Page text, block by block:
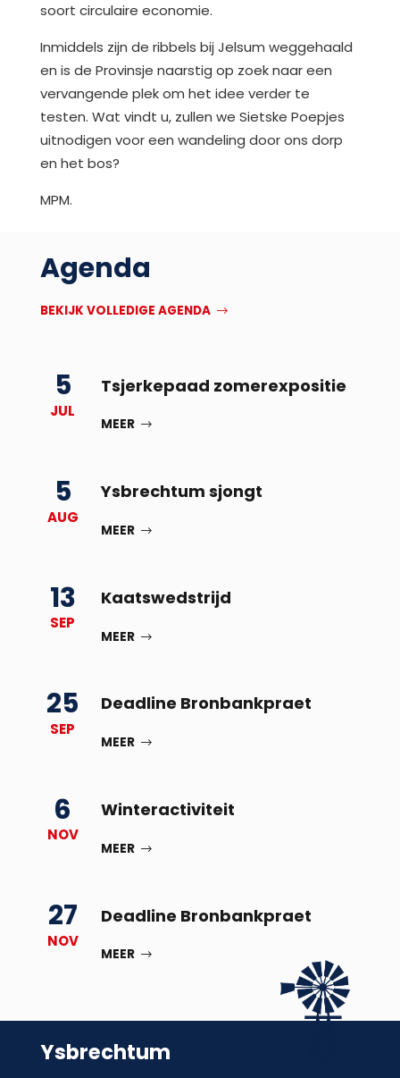
soort circulaire economie.
Inmiddels zijn de ribbels bij Jelsum weggehaald
en is de Provinsje naarstig op zoek naar een
vervangende plek om het idee verder te
testen. Wat vindt u, zullen we Sietske Poepjes
uitnodigen voor een wandeling door ons dorp
en het bos?
MPM.
Agenda
BEKIJK VOLLEDIGE AGENDA
5
JUL
Tsjerkepaad zomerexpositie
MEER
5
AUG
Ysbrechtum sjongt
MEER
13
SEP
Kaatswedstrijd
MEER
25
SEP
Deadline Bronbankpraet
MEER
6
NOV
Winteractiviteit
MEER
27
NOV
Deadline Bronbankpraet
MEER
Ysbrechtum